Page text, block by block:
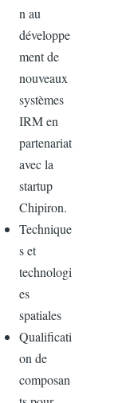
n au
développe
ment de
nouveaux
systèmes
IRM en
partenariat
avec la
startup
Chipiron.
Technique
s et
technologi
es
spatiales
Qualificati
on de
composan